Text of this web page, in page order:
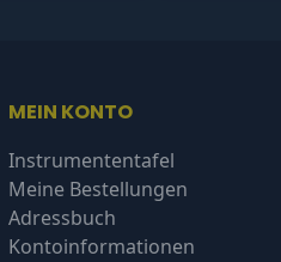
MEIN KONTO
Instrumententafel
Meine Bestellungen
Adressbuch
Kontoinformationen